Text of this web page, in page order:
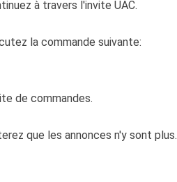
à travers l'invite UAC.
la commande suivante:
de commandes.
que les annonces n'y sont plus.